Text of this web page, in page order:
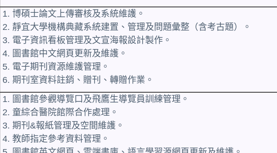
1. 博碩士論文上傳審核及系統維護。
2.靜宜大學機構典藏系統建置、管理及問題彙整（含考古題）。
3. 電子資訊看板管理及文宣海報設計製作。
4. 圖書館中文網頁更新及維護。
5. 電子期刊資源維護管理。
6. 期刊室資料註銷、贈刊、轉贈作業。
1. 圖書館參觀導覽口及飛鷹生導覽員訓練管理。
2. 童綜合醫院館際合作處理。
3. 期刊&報紙管理及空間維護。
4. 教師指定參考資料管理。